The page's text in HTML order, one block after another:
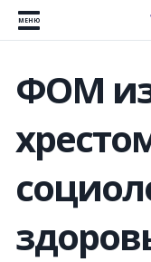
МЕНЮ
ФОМ